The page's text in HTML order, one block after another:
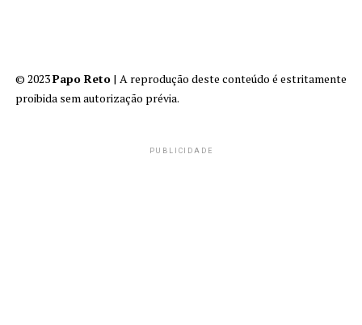
© 2023Papo Reto | A reprodução deste conteúdo é estritamente
proibida sem autorização prévia.
PUBLICIDADE